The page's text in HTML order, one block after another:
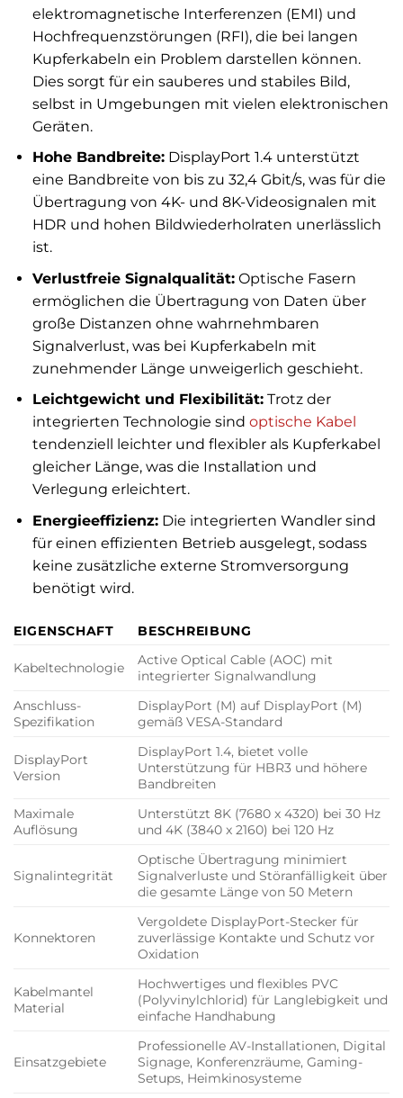
elektromagnetische Interferenzen (EMI) und
Hochfrequenzstörungen (RFI), die bei langen
Kupferkabeln ein Problem darstellen können.
Dies sorgt für ein sauberes und stabiles Bild,
selbst in Umgebungen mit vielen elektronischen
Geräten.
Hohe Bandbreite:DisplayPort 1.4 unterstützt
eine Bandbreite von bis zu 32,4 Gbit/s, was für die
Übertragung von 4K- und 8K-Videosignalen mit
HDR und hohen Bildwiederholraten unerlässlich
ist.
Verlustfreie Signalqualität:Optische Fasern
ermöglichen die Übertragung von Daten über
große Distanzen ohne wahrnehmbaren
Signalverlust, was bei Kupferkabeln mit
zunehmender Länge unweigerlich geschieht.
Leichtgewicht und Flexibilität:Trotz der
integrierten Technologie sind optische Kabel
tendenziell leichter und flexibler als Kupferkabel
gleicher Länge, was die Installation und
Verlegung erleichtert.
Energieeffizienz:Die integrierten Wandler sind
für einen effizienten Betrieb ausgelegt, sodass
keine zusätzliche externe Stromversorgung
benötigt wird.
EIGENSCHAFT BESCHREIBUNG
Kabeltechnologie
Active Optical Cable (AOC) mit
integrierter Signalwandlung
Anschluss-
Spezifikation
DisplayPort (M) auf DisplayPort (M)
gemäß VESA-Standard
DisplayPort
Version
DisplayPort 1.4, bietet volle
Unterstützung für HBR3 und höhere
Bandbreiten
Maximale
Auflösung
Unterstützt 8K (7680 x 4320) bei 30 Hz
und 4K (3840 x 2160) bei 120 Hz
Signalintegrität
Optische Übertragung minimiert
Signalverluste und Störanfälligkeit über
die gesamte Länge von 50 Metern
Konnektoren
Vergoldete DisplayPort-Stecker für
zuverlässige Kontakte und Schutz vor
Oxidation
Kabelmantel
Material
Hochwertiges und flexibles PVC
(Polyvinylchlorid) für Langlebigkeit und
einfache Handhabung
Einsatzgebiete
Professionelle AV-Installationen, Digital
Signage, Konferenzräume, Gaming-
Setups, Heimkinosysteme